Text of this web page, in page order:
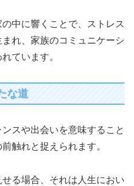
中に響くことで、ストレス
れ、家族のコミュニケーシ
ています。
な道
スや出会いを意味すること
触れと捉えられます。
る場合、それは人生におい